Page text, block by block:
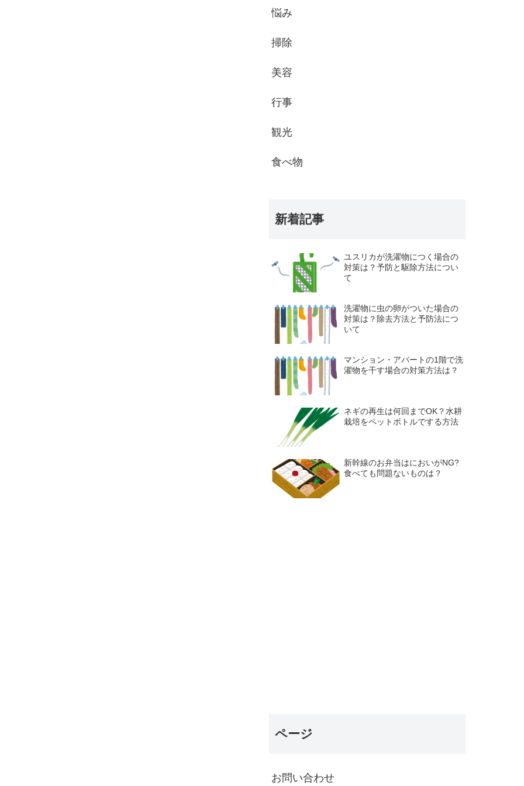
悩み
掃除
美容
行事
観光
食べ物
新着記事
ユスリカが洗濯物につく場合の
対策は？予防と駆除方法につい
て
洗濯物に虫の卵がついた場合の
対策は？除去方法と予防法につ
いて
マンション・アパートの1階で洗
濯物を干す場合の対策方法は？
ネギの再生は何回までOK？水耕
栽培をペットボトルでする方法
新幹線のお弁当はにおいがNG?
食べても問題ないものは？
ページ
お問い合わせ